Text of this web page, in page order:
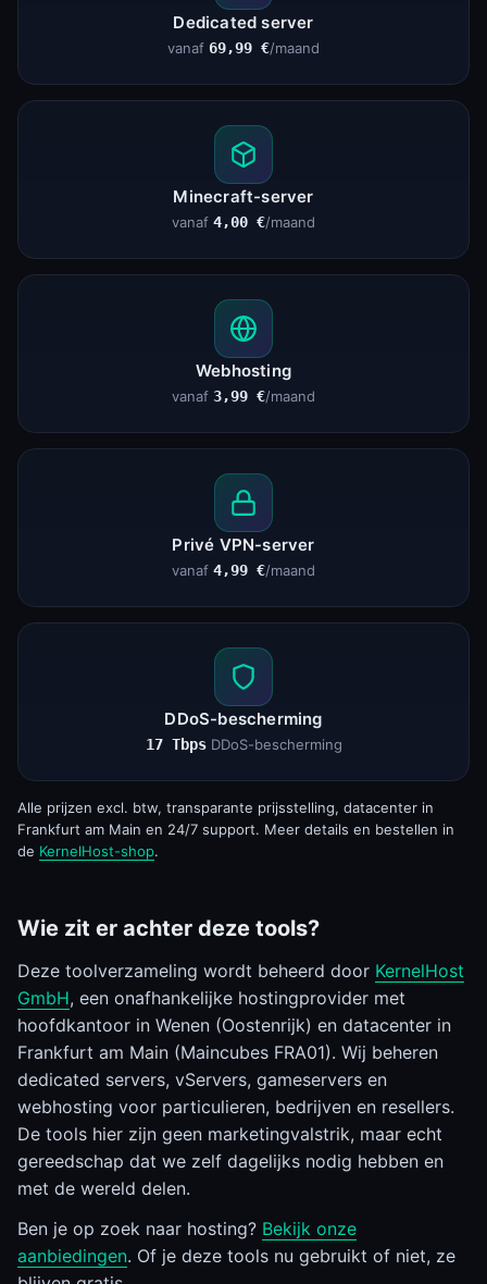
Dedicated server
vanaf 69,99 €/maand
Minecraft-server
vanaf 4,00 €/maand
Webhosting
vanaf 3,99 €/maand
Privé VPN-server
vanaf 4,99 €/maand
DDoS-bescherming
17 TbpsDDoS-bescherming
Alle prijzen excl. btw, transparante prijsstelling, datacenter in
Frankfurt am Main en 24/7 support. Meer details en bestellen in
de KernelHost-shop.
Wie zit er achter deze tools?
Deze toolverzameling wordt beheerd door KernelHost
GmbH, een onafhankelijke hostingprovider met
hoofdkantoor in Wenen (Oostenrijk) en datacenter in
Frankfurt am Main (Maincubes FRA01). Wij beheren
dedicated servers, vServers, gameservers en
webhosting voor particulieren, bedrijven en resellers.
De tools hier zijn geen marketingvalstrik, maar echt
gereedschap dat we zelf dagelijks nodig hebben en
met de wereld delen.
Ben je op zoek naar hosting? Bekijk onze
aanbiedingen. Of je deze tools nu gebruikt of niet, ze